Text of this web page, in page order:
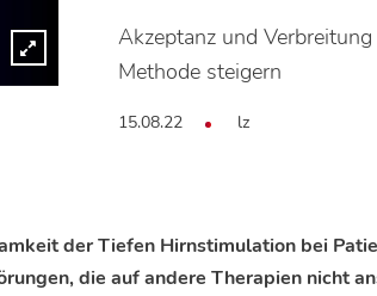
Akzeptanz und Verbreitung
Methode steigern
15.08.22 lz
der Tiefen Hirnstimulation bei
die auf andere Therapien nicht